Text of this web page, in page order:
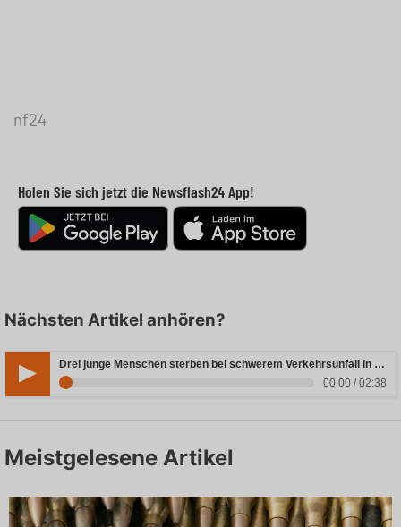
nf24
Holen Sie sich jetzt die Newsflash24 App!
Nächsten Artikel anhören?
Drei junge Menschen sterben bei schwerem Verkehrsunfall in Rheinland-Pfalz
00:00 / 02:38
Meistgelesene Artikel